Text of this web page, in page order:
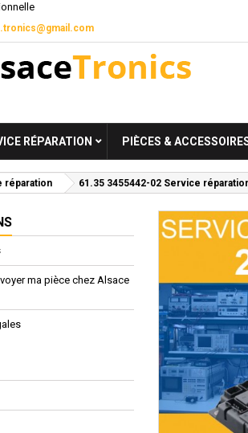
RÉPARATION PIÈCES &
réparation 61.35 3455442-02 Service
ma pièce chez Alsace